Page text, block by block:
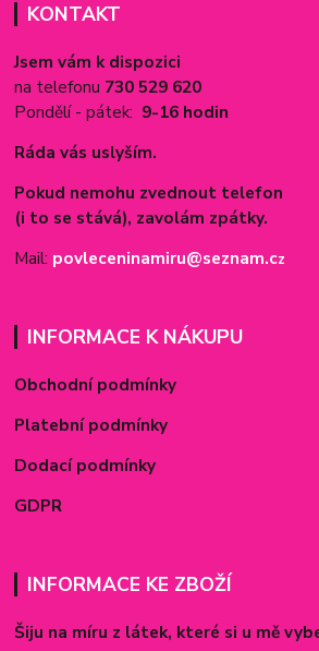
KONTAKT
Jsem vám k dispozici
na telefonu 730 529 620
Pondělí - pátek: 9-16 hodin
Ráda vás uslyším.
Pokud nemohu zvednout telefon
(i to se stává), zavolám zpátky.
Mail: povleceninamiru@seznam.cz
INFORMACE K NÁKUPU
Obchodní podmínky
Platební podmínky
Dodací podmínky
GDPR
INFORMACE KE ZBOŽÍ
Šiju na míru z látek, které si u mě